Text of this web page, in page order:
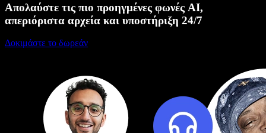
Απολαύστε τις πιο προηγμένες φωνές AI,
απεριόριστα αρχεία και υποστήριξη 24/7
Δοκιμάστε το δωρεάν